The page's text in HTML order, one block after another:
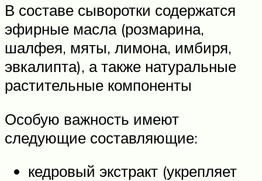
В составе сыворотки содержатся
эфирные масла (розмарина,
шалфея, мяты, лимона, имбиря,
эвкалипта), а также натуральные
растительные компоненты
Особую важность имеют
следующие составляющие:
кедровый экстракт (укрепляет